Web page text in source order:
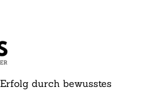
durch bewusstes